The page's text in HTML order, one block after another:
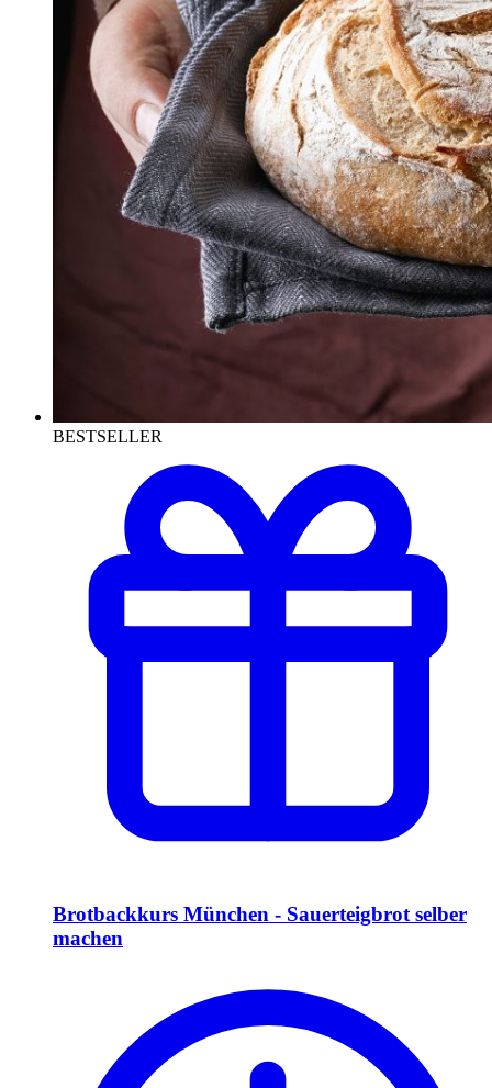
BESTSELLER
Brotbackkurs München - Sauerteigbrot selber
machen